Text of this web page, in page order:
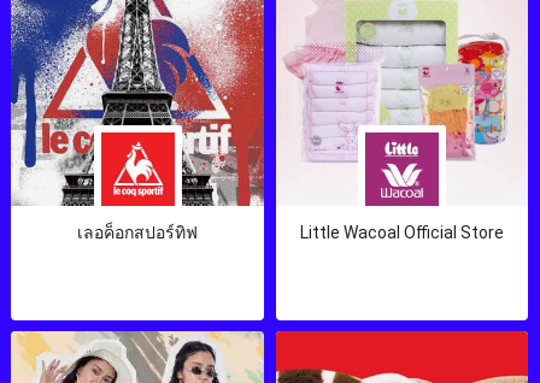
เลอค็อกสปอร์ทิฟ Little Wacoal Official Store